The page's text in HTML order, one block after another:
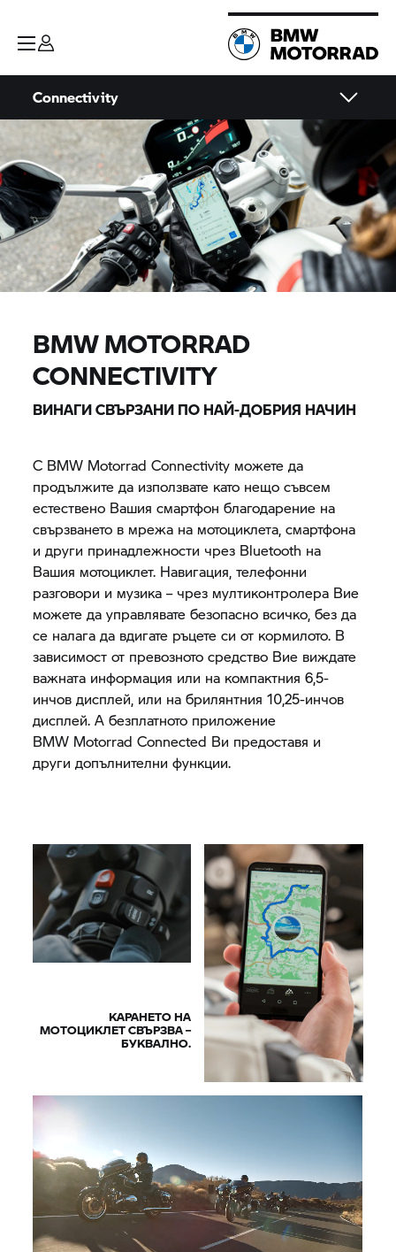
Connectivity
BMW MOTORRAD
CONNECTIVITY
ВИНАГИ СВЪРЗАНИ ПО НАЙ-ДОБРИЯ НАЧИН
С BMW Motorrad Connectivity можете да
продължите да използвате като нещо съвсем
естествено Вашия смартфон благодарение на
свързването в мрежа на мотоциклета, смартфона
и други принадлежности чрез Bluetooth на
Вашия мотоциклет. Навигация, телефонни
разговори и музика – чрез мултиконтролера Вие
можете да управлявате безопасно всичко, без да
се налага да вдигате ръцете си от кормилото. В
зависимост от превозното средство Вие виждате
важната информация или на компактния 6,5-
инчов дисплей, или на брилянтния 10,25-инчов
дисплей. А безплатното приложение
BMW Motorrad Connected Ви предоставя и
други допълнителни функции.
КАРАНЕТО НА
МОТОЦИКЛЕТ СВЪРЗВА –
БУКВАЛНО.